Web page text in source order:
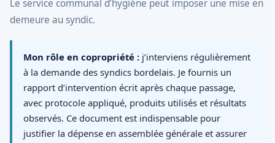
Le service communal d’hygiène peut imposer une mise en
demeure au syndic.
Mon rôle en copropriété : j’interviens régulièrement
à la demande des syndics bordelais. Je fournis un
rapport d’intervention écrit après chaque passage,
avec protocole appliqué, produits utilisés et résultats
observés. Ce document est indispensable pour
justifier la dépense en assemblée générale et assurer